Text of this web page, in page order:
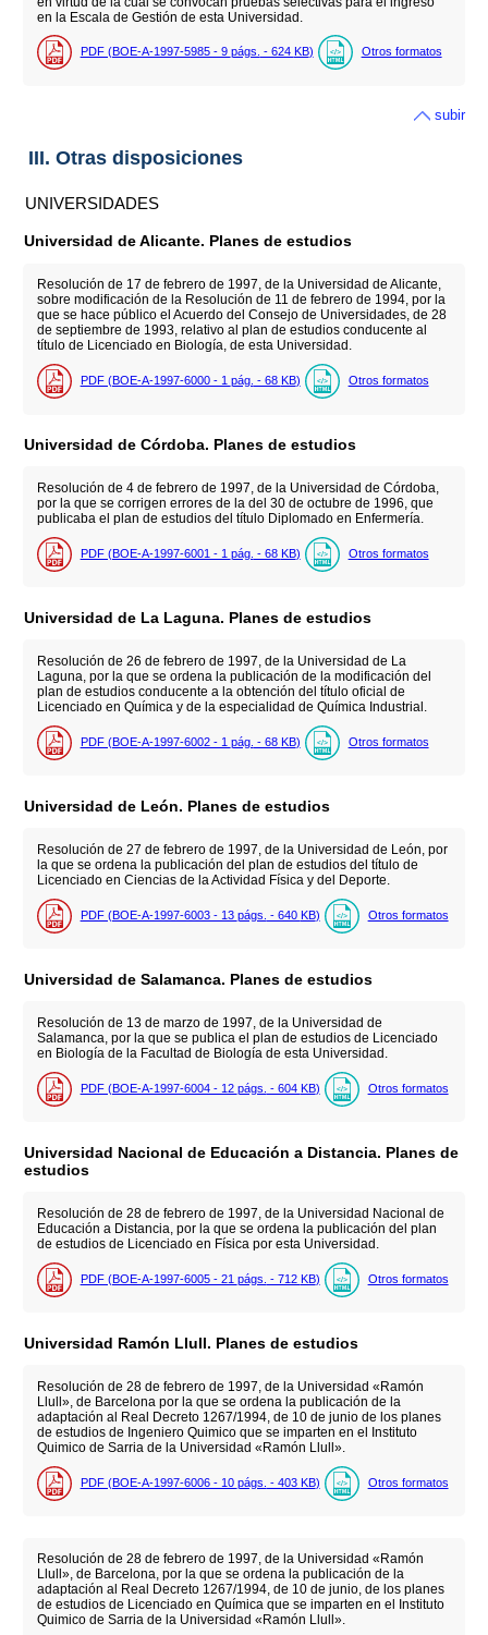
en la Escala de Gestión de esta Universidad.
PDF (BOE-A-1997-5985 - 9 págs. - 624 KB) Otros formatos
subir
III. Otras disposiciones
UNIVERSIDADES
Universidad de Alicante. Planes de estudios
Resolución de 17 de febrero de 1997, de la Universidad de Alicante,
sobre modificación de la Resolución de 11 de febrero de 1994, por la
que se hace público el Acuerdo del Consejo de Universidades, de 28
de septiembre de 1993, relativo al plan de estudios conducente al
título de Licenciado en Biología, de esta Universidad.
PDF (BOE-A-1997-6000 - 1 pág. - 68 KB) Otros formatos
Universidad de Córdoba. Planes de estudios
Resolución de 4 de febrero de 1997, de la Universidad de Córdoba,
por la que se corrigen errores de la del 30 de octubre de 1996, que
publicaba el plan de estudios del título Diplomado en Enfermería.
PDF (BOE-A-1997-6001 - 1 pág. - 68 KB) Otros formatos
Universidad de La Laguna. Planes de estudios
Resolución de 26 de febrero de 1997, de la Universidad de La
Laguna, por la que se ordena la publicación de la modificación del
plan de estudios conducente a la obtención del título oficial de
Licenciado en Química y de la especialidad de Química Industrial.
PDF (BOE-A-1997-6002 - 1 pág. - 68 KB) Otros formatos
Universidad de León. Planes de estudios
Resolución de 27 de febrero de 1997, de la Universidad de León, por
la que se ordena la publicación del plan de estudios del título de
Licenciado en Ciencias de la Actividad Física y del Deporte.
PDF (BOE-A-1997-6003 - 13 págs. - 640 KB) Otros formatos
Universidad de Salamanca. Planes de estudios
Resolución de 13 de marzo de 1997, de la Universidad de
Salamanca, por la que se publica el plan de estudios de Licenciado
en Biología de la Facultad de Biología de esta Universidad.
PDF (BOE-A-1997-6004 - 12 págs. - 604 KB) Otros formatos
Universidad Nacional de Educación a Distancia. Planes de
estudios
Resolución de 28 de febrero de 1997, de la Universidad Nacional de
Educación a Distancia, por la que se ordena la publicación del plan
de estudios de Licenciado en Física por esta Universidad.
PDF (BOE-A-1997-6005 - 21 págs. - 712 KB) Otros formatos
Universidad Ramón Llull. Planes de estudios
Resolución de 28 de febrero de 1997, de la Universidad «Ramón
Llull», de Barcelona por la que se ordena la publicación de la
adaptación al Real Decreto 1267/1994, de 10 de junio de los planes
de estudios de Ingeniero Quimico que se imparten en el Instituto
Quimico de Sarria de la Universidad «Ramón Llull».
PDF (BOE-A-1997-6006 - 10 págs. - 403 KB) Otros formatos
Resolución de 28 de febrero de 1997, de la Universidad «Ramón
Llull», de Barcelona, por la que se ordena la publicación de la
adaptación al Real Decreto 1267/1994, de 10 de junio, de los planes
de estudios de Licenciado en Química que se imparten en el Instituto
Quimico de Sarria de la Universidad «Ramón Llull».